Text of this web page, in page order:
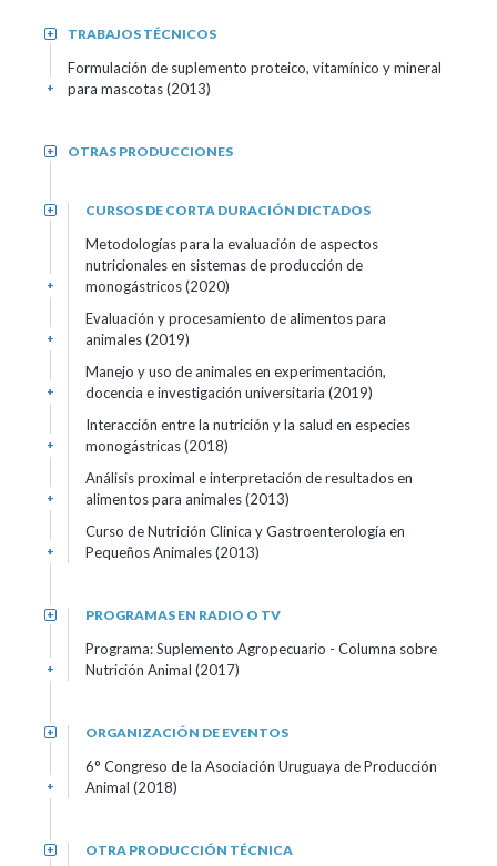
TRABAJOS TÉCNICOS
+
Formulación de suplemento proteico, vitamínico y mineral
para mascotas (2013)
+
OTRAS PRODUCCIONES
+
CURSOS DE CORTA DURACIÓN DICTADOS
+
Metodologías para la evaluación de aspectos
nutricionales en sistemas de producción de
monogástricos (2020)
+
Evaluación y procesamiento de alimentos para
animales (2019)
+
Manejo y uso de animales en experimentación,
docencia e investigación universitaria (2019)
+
Interacción entre la nutrición y la salud en especies
monogástricas (2018)
+
Análisis proximal e interpretación de resultados en
alimentos para animales (2013)
+
Curso de Nutrición Clinica y Gastroenterología en
Pequeños Animales (2013)
+
PROGRAMAS EN RADIO O TV
+
Programa: Suplemento Agropecuario - Columna sobre
Nutrición Animal (2017)
+
ORGANIZACIÓN DE EVENTOS
+
6° Congreso de la Asociación Uruguaya de Producción
Animal (2018)
+
OTRA PRODUCCIÓN TÉCNICA
+